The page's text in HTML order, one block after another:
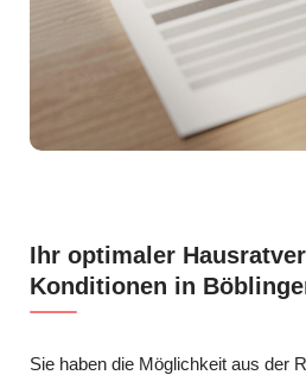
Ihr optimaler
Konditionen in
Sie haben die Möglichkeit aus der